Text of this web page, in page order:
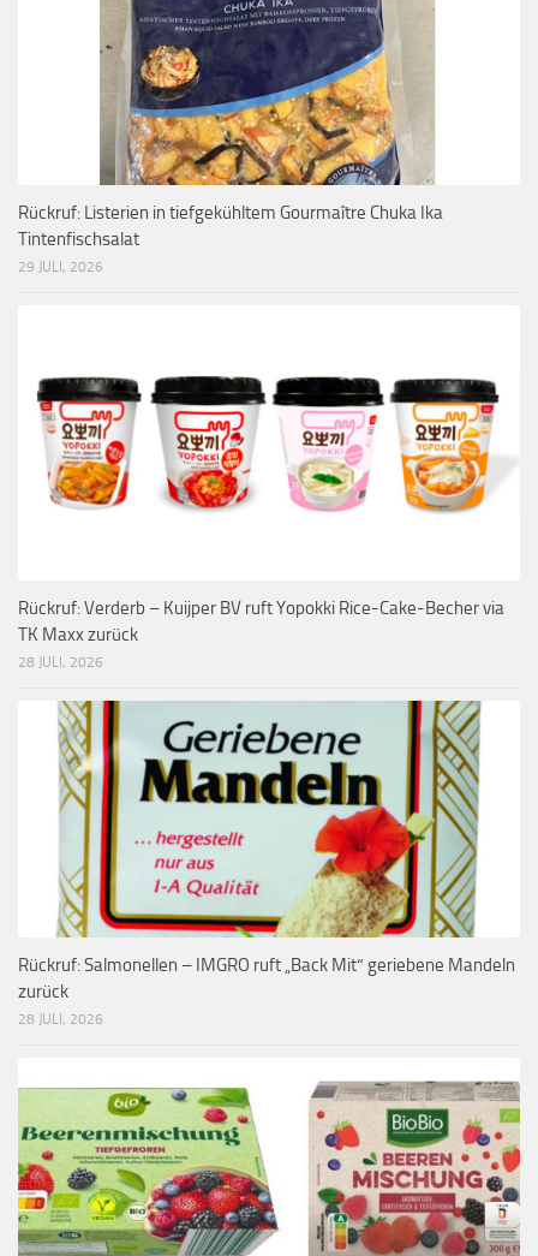
Rückruf: Listerien in tiefgekühltem Gourmaître Chuka Ika
Tintenfischsalat
29 JULI, 2026
Rückruf: Verderb – Kuijper BV ruft Yopokki Rice-Cake-Becher via
TK Maxx zurück
28 JULI, 2026
Rückruf: Salmonellen – IMGRO ruft „Back Mit“ geriebene Mandeln
zurück
28 JULI, 2026